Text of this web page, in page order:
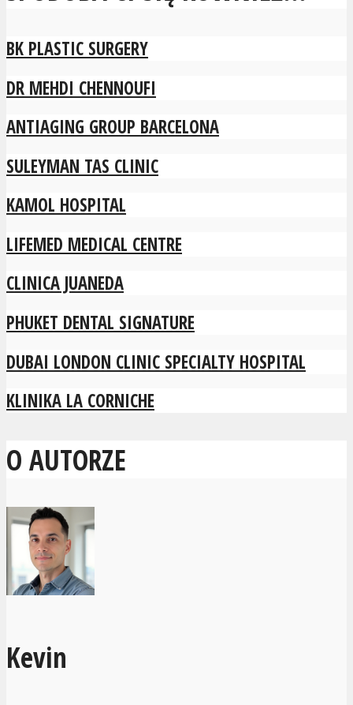
BK PLASTIC SURGERY
DR MEHDI CHENNOUFI
ANTIAGING GROUP BARCELONA
SULEYMAN TAS CLINIC
KAMOL HOSPITAL
LIFEMED MEDICAL CENTRE
CLINICA JUANEDA
PHUKET DENTAL SIGNATURE
DUBAI LONDON CLINIC SPECIALTY HOSPITAL
KLINIKA LA CORNICHE
O AUTORZE
Kevin